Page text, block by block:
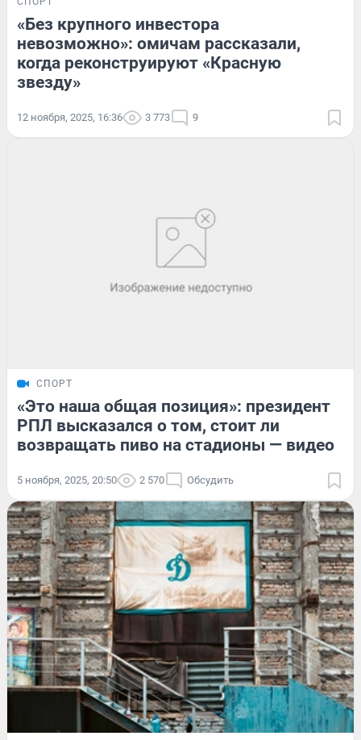
«Без крупного инвестора
невозможно»: омичам рассказали,
когда реконструируют «Красную
звезду»
12 ноября, 2025, 16:36 3 773 9
СПОРТ
«Это наша общая позиция»: президент
РПЛ высказался о том, стоит ли
возвращать пиво на стадионы — видео
5 ноября, 2025, 20:50 2 570 Обсудить